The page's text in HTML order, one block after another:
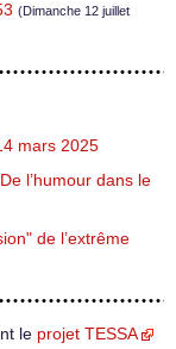
(Dimanche 12 juillet
mars 2025
l’humour dans le
de l’extrême
le projet TESSA